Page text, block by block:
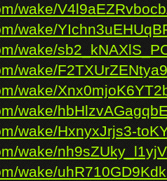
wake/
wake/
wake/
wake/
wake/
wake/
wake/HxnyxJrjs3-
wake/
wake/